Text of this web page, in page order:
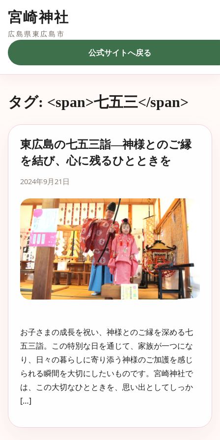
宮崎神社
広島県東広島市
公式サイトへ戻る
タグ: <span>七五三</span>
東広島の七五三詣—神様とのご縁
を結び、心に残るひとときを
2024年9月21日
お子さまの成長を祝い、神様とのご縁を深める七
五三詣。この特別な日を通じて、家族が一つにな
り、日々の暮らしに寄り添う神様のご加護を感じ
られる瞬間を大切にしたいものです。宮崎神社で
は、この大切なひとときを、思い出としてしっか
[…]